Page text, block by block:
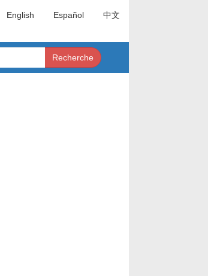
English Español 中文
Recherche